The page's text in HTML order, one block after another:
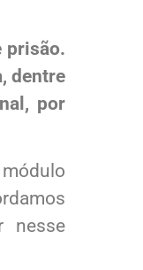
prisão.
dentre
por
nesse